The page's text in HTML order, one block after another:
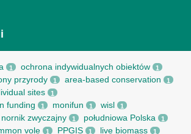
1 ochrona indywidualnych obiektów 1
przyrody 1 area-based conservation 1
sites 1
funding 1 monifun 1 wisl 1
nornik zwyczajny 1 południowa Polska 1
vole 1 PPGIS 1 live biomass 1